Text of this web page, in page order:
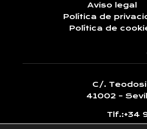
Aviso legal
Política de
Política de
C/.
41002 –
Tlf.:+34